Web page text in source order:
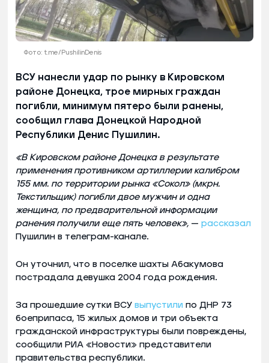
Фото: t.me/PushilinDenis
ВСУ нанесли удар по рынку в Кировском
районе Донецка, трое мирных граждан
погибли, минимум пятеро были ранены,
сообщил глава Донецкой Народной
Республики Денис Пушилин.
«В Кировском районе Донецка в результате
применения противником артиллерии калибром
155 мм. по территории рынка «Сокол» (мкрн.
Текстильщик) погибли двое мужчин и одна
женщина, по предварительной информации
ранения получили еще пять человек», — рассказал
Пушилин в телеграм-канале.
Он уточнил, что в поселке шахты Абакумова
пострадала девушка 2004 года рождения.
За прошедшие сутки ВСУ выпустили по ДНР 73
боеприпаса, 15 жилых домов и три объекта
гражданской инфраструктуры были повреждены,
сообщили РИА «Новости» представители
правительства республики.